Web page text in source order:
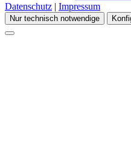
Datenschutz | Impressum
Nur technisch notwendige